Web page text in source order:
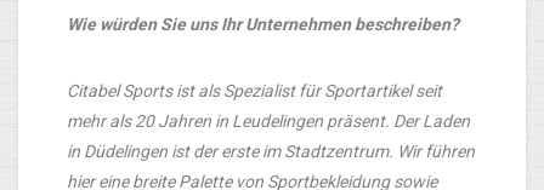
Wie würden Sie uns Ihr Unternehmen beschreiben?
Citabel Sports ist als Spezialist für Sportartikel seit
mehr als 20 Jahren in Leudelingen präsent. Der Laden
in Düdelingen ist der erste im Stadtzentrum. Wir führen
hier eine breite Palette von Sportbekleidung sowie